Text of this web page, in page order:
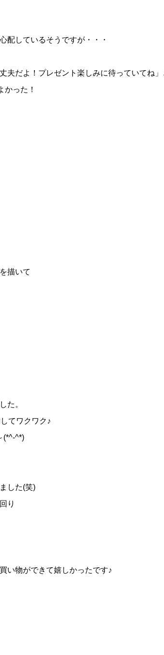
配しているそうですが・・・
だよ！プレゼント楽しみに待っていてね」
かった！
描いて
た。
てワクワク♪
(*^-^*)
した(笑)
り
い物ができて嬉しかったです♪